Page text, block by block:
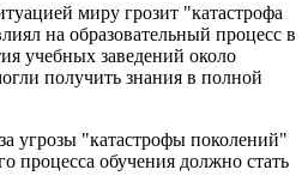
миру грозит "катастрофа
на образовательный процесс в
учебных заведений около
получить знания в полной
угрозы "катастрофы поколений"
процесса обучения должно стать